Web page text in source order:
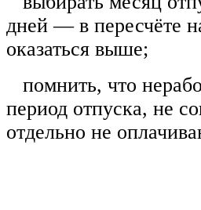
дней — в пересчёте
оказаться выше;
помнить, что
период отпуска, не
отдельно не